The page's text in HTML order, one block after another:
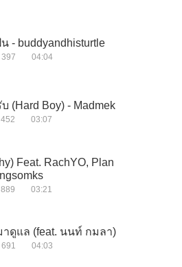
- buddyandhisturtle
397 04:04
(Hard Boy) - Madmek
452 03:07
Feat. RachYO, Plan
889 03:21
าดูแล (feat. นนท์ กมลา)
691 04:03